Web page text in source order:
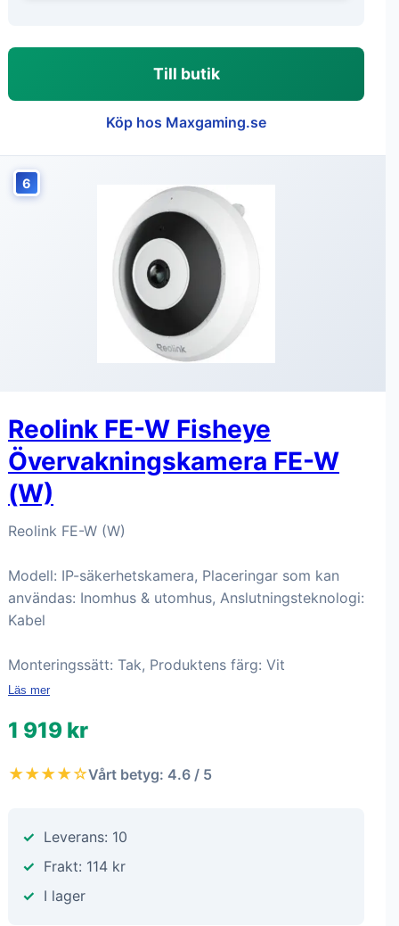
Till butik
Köp hos Maxgaming.se
6
Reolink FE-W Fisheye
Övervakningskamera FE-W
(W)
Reolink FE-W (W)
Modell: IP-säkerhetskamera, Placeringar som kan
användas: Inomhus & utomhus, Anslutningsteknologi:
Kabel
Monteringssätt: Tak, Produktens färg: Vit
Läs mer
1 919 kr
★★★★☆Vårt betyg: 4.6 / 5
Leverans: 10
Frakt: 114 kr
I lager